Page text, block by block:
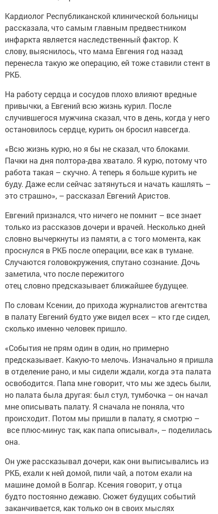
Кардиолог Республиканской клинической больницы
рассказала, что самым главным предвестником
инфаркта является наследственный фактор. К
слову, выяснилось, что мама Евгения год назад
перенесла такую же операцию, ей тоже ставили стент в
РКБ.
На работу сердца и сосудов плохо влияют вредные
привычки, а Евгений всю жизнь курил. После
случившегося мужчина сказал, что в день, когда у него
остановилось сердце, курить он бросил навсегда.
«Всю жизнь курю, но я бы не сказал, что блоками.
Пачки на дня полтора-два хватало. Я курю, потому что
работа такая – скучно. А теперь я больше курить не
буду. Даже если сейчас затянуться и начать кашлять –
это страшно», – рассказал Евгений Аристов.
Евгений признался, что ничего не помнит – все знает
только из рассказов дочери и врачей. Несколько дней
словно вычеркнуты из памяти, а с того момента, как
проснулся в РКБ после операции, все как в тумане.
Случаются головокружения, спутано сознание. Дочь
заметила, что после пережитого
отец словно предсказывает ближайшее будущее.
По словам Ксении, до прихода журналистов агентства
в палату Евгений будто уже видел всех – кто где сидел,
сколько именно человек пришло.
«События не прям один в один, но примерно
предсказывает. Какую-то мелочь. Изначально я пришла
в отделение рано, и мы сидели ждали, когда эта палата
освободится. Папа мне говорит, что мы же здесь были,
но палата была другая: был стул, тумбочка – он начал
мне описывать палату. Я сначала не поняла, что
происходит. Потом мы пришли в палату, я смотрю –
все плюс-минус так, как папа описывал», – поделилась
она.
Он уже рассказывал дочери, как они выписывались из
РКБ, ехали к ней домой, пили чай, а потом ехали на
машине домой в Болгар. Ксения говорит, у отца
будто постоянно дежавю. Сюжет будущих событий
заканчивается, как только он в своих мыслях